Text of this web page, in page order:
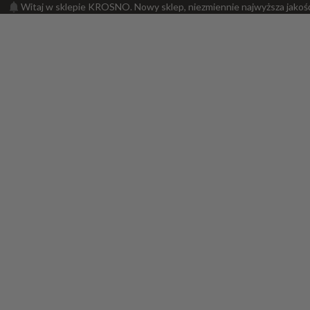
Witaj w sklepie KROSNO. Nowy sklep, niezmiennie najwyższa